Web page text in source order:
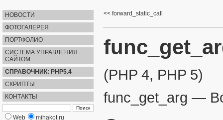
НОВОСТИ
ФОТОГАЛЕРЕЯ
ПОРТФОЛИО
СИСТЕМА УПРАВЛЕНИЯ
САЙТОМ
СПРАВОЧНИК: PHP5.4
СКРИПТЫ
КОНТАКТЫ
Web mihakot.ru
forward_static_call
(PHP 4, PHP 5)
func_get_arg —